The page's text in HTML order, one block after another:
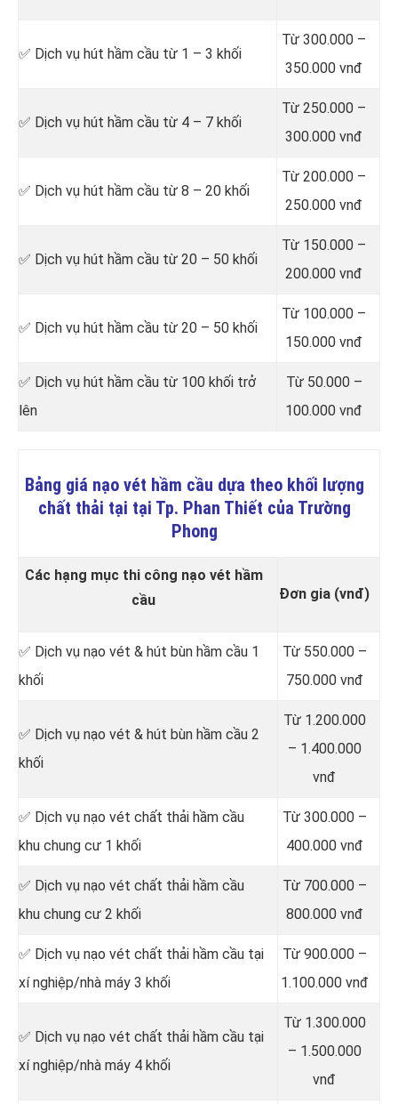
✅ Dịch vụ hút hầm cầu từ 1 – 3 khối
Từ 300.000 –
350.000 vnđ
✅ Dịch vụ hút hầm cầu từ 4 – 7 khối
Từ 250.000 –
300.000 vnđ
✅ Dịch vụ hút hầm cầu từ 8 – 20 khối
Từ 200.000 –
250.000 vnđ
✅ Dịch vụ hút hầm cầu từ 20 – 50 khối
Từ 150.000 –
200.000 vnđ
✅ Dịch vụ hút hầm cầu từ 20 – 50 khối
Từ 100.000 –
150.000 vnđ
✅ Dịch vụ hút hầm cầu từ 100 khối trở
lên
Từ 50.000 –
100.000 vnđ
Bảng giá nạo vét hầm cầu dựa theo khối lượng
chất thải tại tại Tp. Phan Thiết của Trường
Phong
Các hạng mục thi công nạo vét hầm
cầu
Đơn gia (vnđ)
✅ Dịch vụ nạo vét & hút bùn hầm cầu 1
khối
Từ 550.000 –
750.000 vnđ
✅ Dịch vụ nạo vét & hút bùn hầm cầu 2
khối
Từ 1.200.000
– 1.400.000
vnđ
✅ Dịch vụ nạo vét chất thải hầm cầu
khu chung cư 1 khối
Từ 300.000 –
400.000 vnđ
✅ Dịch vụ nạo vét chất thải hầm cầu
khu chung cư 2 khối
Từ 700.000 –
800.000 vnđ
✅ Dịch vụ nạo vét chất thải hầm cầu tại
xí nghiệp/nhà máy 3 khối
Từ 900.000 –
1.100.000 vnđ
✅ Dịch vụ nạo vét chất thải hầm cầu tại
xí nghiệp/nhà máy 4 khối
Từ 1.300.000
– 1.500.000
vnđ